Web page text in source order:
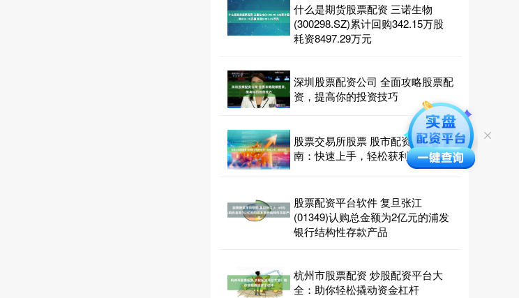
什么是期货股票配资 三诺生物
(300298.SZ)累计回购342.15万股
耗资8497.29万元
深圳股票配资公司 全面攻略股票配
资，提高你的投资技巧
股票交易所股票 股市配资操作指
南：快速上手，轻松获利
股票配资平台软件 复旦张江
(01349)认购总金额为2亿元的浦发
银行结构性存款产品
杭州市股票配资 炒股配资平台大
全：助你轻松撬动资金杠杆